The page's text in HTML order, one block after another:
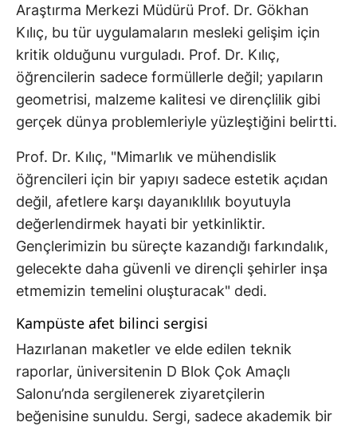
Araştırma Merkezi Müdürü Prof. Dr. Gökhan
Kılıç, bu tür uygulamaların mesleki gelişim için
kritik olduğunu vurguladı. Prof. Dr. Kılıç,
öğrencilerin sadece formüllerle değil; yapıların
geometrisi, malzeme kalitesi ve dirençlilik gibi
gerçek dünya problemleriyle yüzleştiğini belirtti.
Prof. Dr. Kılıç, "Mimarlık ve mühendislik
öğrencileri için bir yapıyı sadece estetik açıdan
değil, afetlere karşı dayanıklılık boyutuyla
değerlendirmek hayati bir yetkinliktir.
Gençlerimizin bu süreçte kazandığı farkındalık,
gelecekte daha güvenli ve dirençli şehirler inşa
etmemizin temelini oluşturacak" dedi.
Kampüste afet bilinci sergisi
Hazırlanan maketler ve elde edilen teknik
raporlar, üniversitenin D Blok Çok Amaçlı
Salonu’nda sergilenerek ziyaretçilerin
beğenisine sunuldu. Sergi, sadece akademik bir